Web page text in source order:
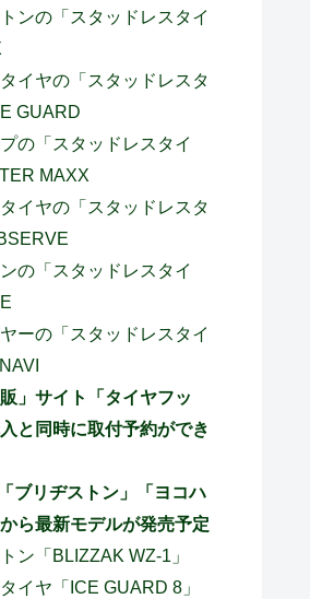
ンの「スタッドレスタイ
イヤの「スタッドレスタ
GUARD
の「スタッドレスタイ
MAXX
イヤの「スタッドレスタ
の「スタッドレスタイ
ーの「スタッドレスタイ
販」サイト「タイヤフッ
と同時に取付予約ができ
ブリヂストン」「ヨコハ
ら最新モデルが発売予定
ン「BLIZZAK WZ-1」
イヤ「ICE GUARD 8」